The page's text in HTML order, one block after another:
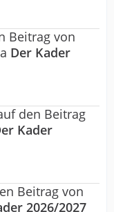
Beitrag von
Der Kader
den Beitrag
Kader
Beitrag von
2026/2027